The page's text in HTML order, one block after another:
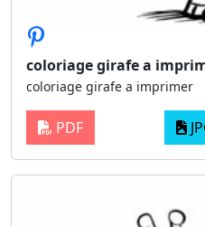
coloriage girafe a
coloriage girafe a imprimer
PDF